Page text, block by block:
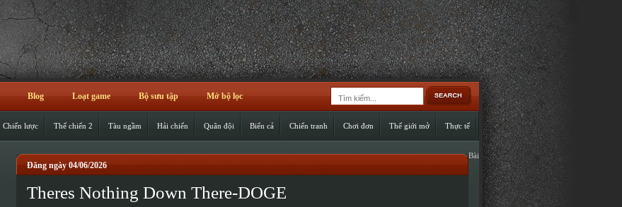
Blog Loạt game Bộ sưu tập Mở bộ lọc
Chiến lược Thế chiến 2 Tàu ngầm Hải chiến Quân đội Biển cả Chiến tranh Chơi đơn Thế giới mở Thực tế
Đăng ngày 04/06/2026
Theres Nothing Down There-DOGE
Bài